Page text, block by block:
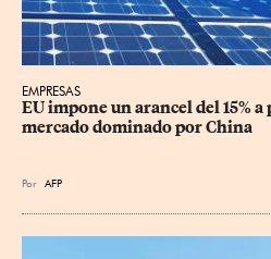
EMPRESAS
EU impone un arancel del 15%
mercado dominado por China
Por AFP